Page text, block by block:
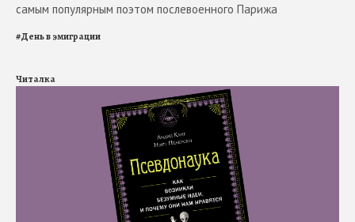
самым популярным поэтом послевоенного Парижа
#День в эмиграции
Читалка